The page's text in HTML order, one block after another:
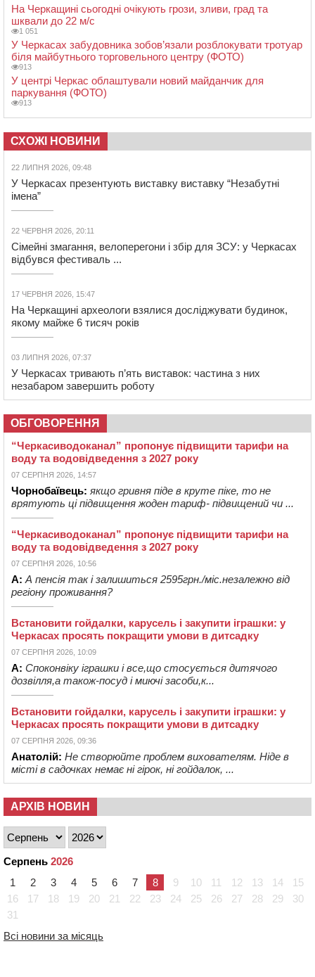
На Черкащині сьогодні очікують грози, зливи, град та
шквали до 22 м/с
1 051
У Черкасах забудовника зобов’язали розблокувати тротуар
біля майбутнього торговельного центру (ФОТО)
913
У центрі Черкас облаштували новий майданчик для
паркування (ФОТО)
913
СХОЖІ НОВИНИ
22 ЛИПНЯ 2026, 09:48
У Черкасах презентують виставку виставку “Незабутні
імена”
22 ЧЕРВНЯ 2026, 20:11
Сімейні змагання, велоперегони і збір для ЗСУ: у Черкасах
відбувся фестиваль ...
17 ЧЕРВНЯ 2026, 15:47
На Черкащині археологи взялися досліджувати будинок,
якому майже 6 тисяч років
03 ЛИПНЯ 2026, 07:37
У Черкасах тривають п’ять виставок: частина з них
незабаром завершить роботу
ОБГОВОРЕННЯ
“Черкасиводоканал” пропонує підвищити тарифи на
воду та водовідведення з 2027 року
07 СЕРПНЯ 2026, 14:57
Чорнобаївець: якщо гривня піде в круте піке, то не
врятують ці підвищення жоден тариф- підвищений чи ...
“Черкасиводоканал” пропонує підвищити тарифи на
воду та водовідведення з 2027 року
07 СЕРПНЯ 2026, 10:56
А: А пенсія так і залишиться 2595грн./міс.незалежно від
регіону проживання?
Встановити гойдалки, карусель і закупити іграшки: у
Черкасах просять покращити умови в дитсадку
07 СЕРПНЯ 2026, 10:09
А: Споконвіку іграшки і все,що стосується дитячого
дозвілля,а також-посуд і миючі засоби,к...
Встановити гойдалки, карусель і закупити іграшки: у
Черкасах просять покращити умови в дитсадку
07 СЕРПНЯ 2026, 09:36
Анатолій: Не створюйте проблем вихователям. Ніде в
місті в садочках немає ні гірок, ні гойдалок, ...
АРХІВ НОВИН
Серпень 2026
1
2 3 4 5 6 7 8 9 10 11 12 13 14
15
16
17 18 19 20 21 22 23 24 25 26 27 28 29
30
31
Всі новини за місяць